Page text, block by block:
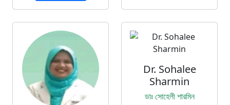
Dr. Sohalee
Sharmin
ডাঃ সোহেলী শারমিন